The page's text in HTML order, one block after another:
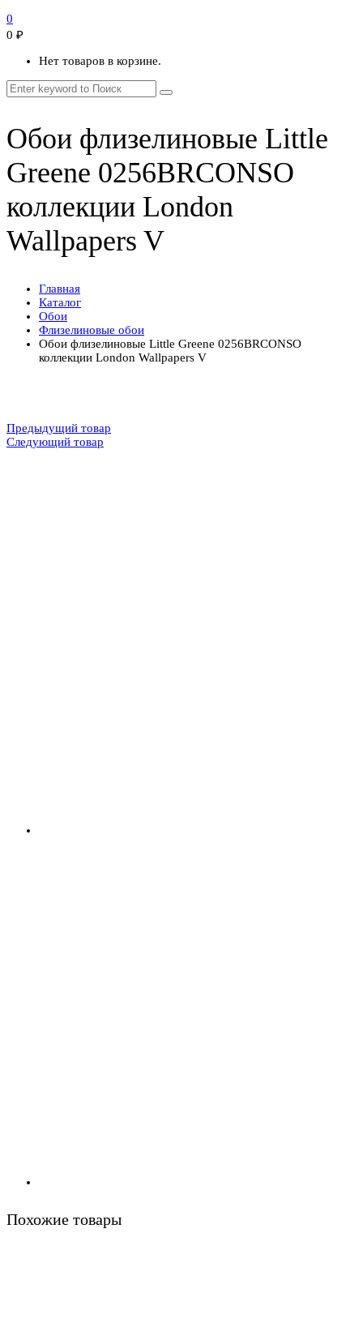
0
0 ₽
Нет товаров в корзине.
Обои флизелиновые Little
Greene 0256BRCONSO
коллекции London
Wallpapers V
Главная
Каталог
Обои
Флизелиновые обои
Обои флизелиновые Little Greene 0256BRCONSO
коллекции London Wallpapers V
Предыдущий товар
Следующий товар
Похожие товары